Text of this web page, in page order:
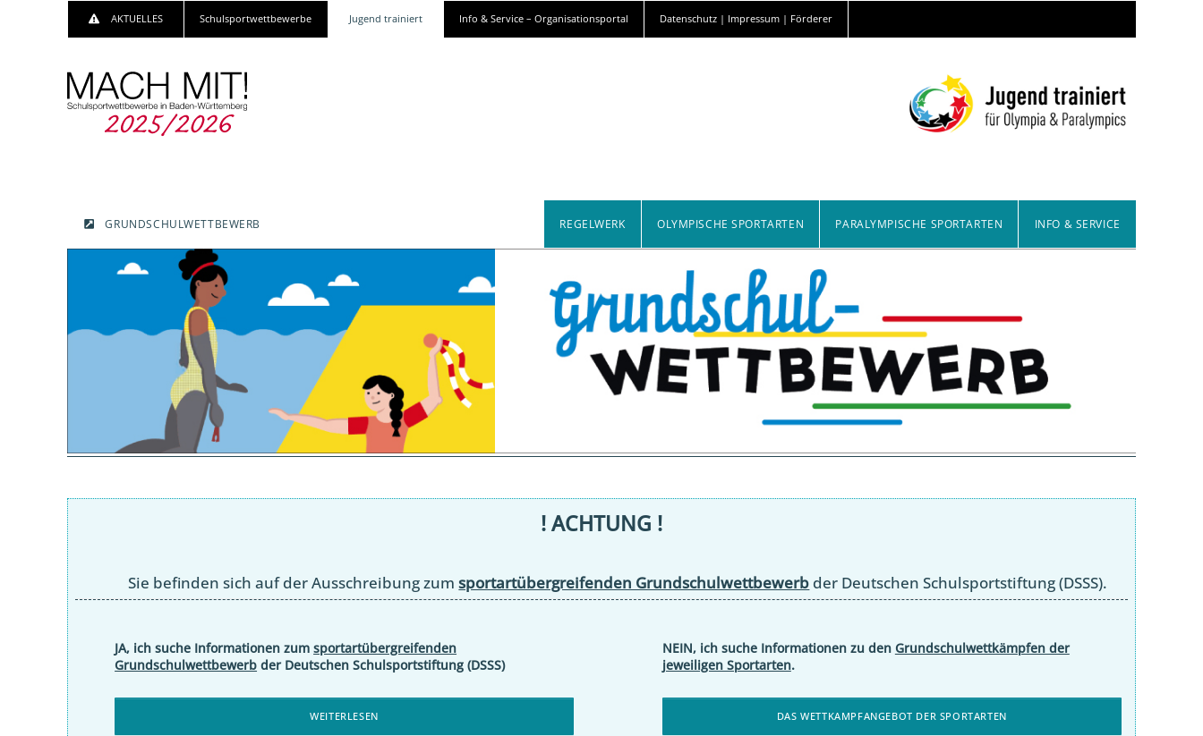
AKTUELLES Schulsportwettbewerbe Jugend trainiert Info & Service – Organisationsportal Datenschutz | Impressum | Förderer
GRUNDSCHULWETTBEWERB REGELWERK OLYMPISCHE SPORTARTEN PARALYMPISCHE SPORTARTEN INFO & SERVICE
! ACHTUNG !
Sie befinden sich auf der Ausschreibung zumsportartübergreifenden Grundschulwettbewerb der Deutschen Schulsportstiftung (DSSS).
JA, ich suche Informationen zumsportartübergreifenden
Grundschulwettbewerb der Deutschen Schulsportstiftung (DSSS)
WEITERLESEN
NEIN, ich suche Informationen zu den Grundschulwettkämpfen der
jeweiligen Sportarten.
DAS WETTKAMPFANGEBOT DER SPORTARTEN